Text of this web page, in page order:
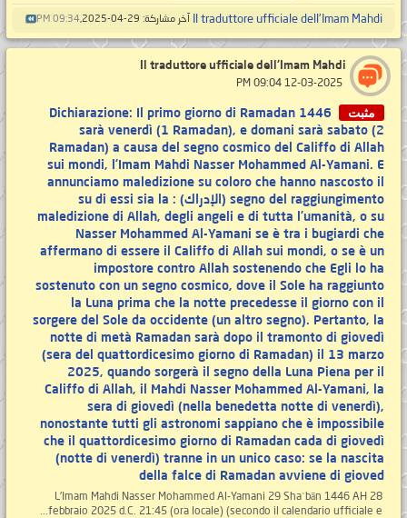
Il traduttore ufficiale dell'Imam Mahdi آخر مشاركة: 29-04-2025, 09:34 PM
Il traduttore ufficiale dell'Imam Mahdi
مثبت
Dichiarazione: Il primo giorno di Ramadan 1446
sarà venerdì (1 Ramadan), e domani sarà sabato (2
Ramadan) a causa del segno cosmico del Califfo di Allah
sui mondi, l’Imam Mahdi Nasser Mohammed Al-Yamani. E
annunciamo maledizione su coloro che hanno nascosto il
segno del raggiungimento (الإدراك) : su di essi sia la
maledizione di Allah, degli angeli e di tutta l’umanità, o su
Nasser Mohammed Al-Yamani se è tra i bugiardi che
affermano di essere il Califfo di Allah sui mondi, o se è un
impostore contro Allah sostenendo che Egli lo ha
sostenuto con un segno cosmico, dove il Sole ha raggiunto
la Luna prima che la notte precedesse il giorno con il
sorgere del Sole da occidente (un altro segno). Pertanto, la
notte di metà Ramadan sarà dopo il tramonto di giovedì
(sera del quattordicesimo giorno di Ramadan) il 13 marzo
2025, quando sorgerà il segno della Luna Piena per il
Califfo di Allah, il Mahdi Nasser Mohammed Al-Yamani, la
sera di giovedì (nella benedetta notte di venerdì),
nonostante tutti gli astronomi sappiano che è impossibile
che il quattordicesimo giorno di Ramadan cada di giovedì
(notte di venerdì) tranne in un unico caso: se la nascita
della falce di Ramadan avviene di gioved
L’Imam Mahdi Nasser Mohammed Al-Yamani 29 Shaʿbān 1446 AH 28
febbraio 2025 d.C. 21:45 (ora locale) (secondo il calendario ufficiale e...